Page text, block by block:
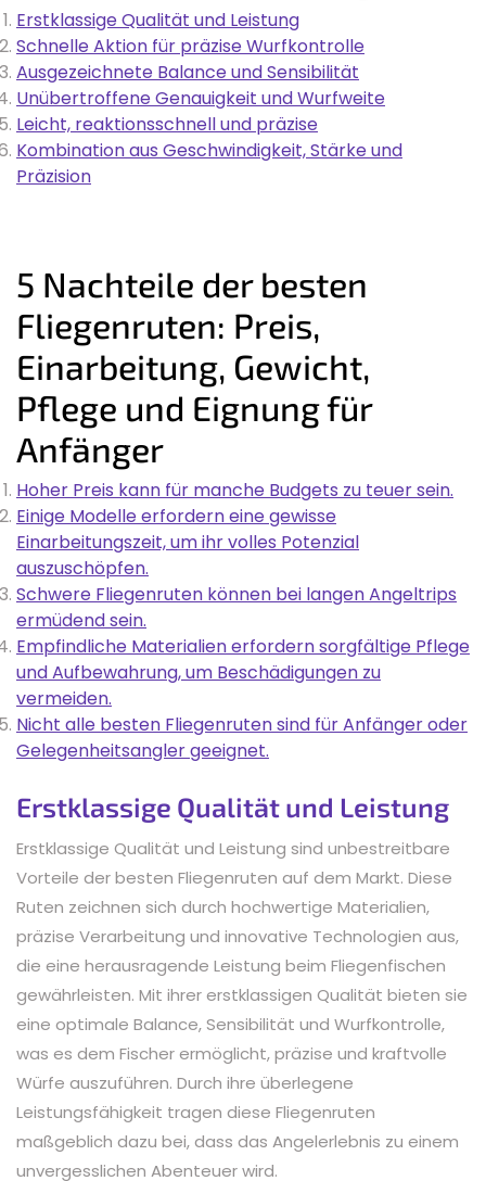
Erstklassige Qualität und Leistung
Schnelle Aktion für präzise Wurfkontrolle
Ausgezeichnete Balance und Sensibilität
Unübertroffene Genauigkeit und Wurfweite
Leicht, reaktionsschnell und präzise
Kombination aus Geschwindigkeit, Stärke und
Präzision
5 Nachteile der besten
Fliegenruten: Preis,
Einarbeitung, Gewicht,
Pflege und Eignung für
Anfänger
Hoher Preis kann für manche Budgets zu teuer sein.
Einige Modelle erfordern eine gewisse
Einarbeitungszeit, um ihr volles Potenzial
auszuschöpfen.
Schwere Fliegenruten können bei langen Angeltrips
ermüdend sein.
Empfindliche Materialien erfordern sorgfältige Pflege
und Aufbewahrung, um Beschädigungen zu
vermeiden.
Nicht alle besten Fliegenruten sind für Anfänger oder
Gelegenheitsangler geeignet.
Erstklassige Qualität und Leistung
Erstklassige Qualität und Leistung sind unbestreitbare
Vorteile der besten Fliegenruten auf dem Markt. Diese
Ruten zeichnen sich durch hochwertige Materialien,
präzise Verarbeitung und innovative Technologien aus,
die eine herausragende Leistung beim Fliegenfischen
gewährleisten. Mit ihrer erstklassigen Qualität bieten sie
eine optimale Balance, Sensibilität und Wurfkontrolle,
was es dem Fischer ermöglicht, präzise und kraftvolle
Würfe auszuführen. Durch ihre überlegene
Leistungsfähigkeit tragen diese Fliegenruten
maßgeblich dazu bei, dass das Angelerlebnis zu einem
unvergesslichen Abenteuer wird.